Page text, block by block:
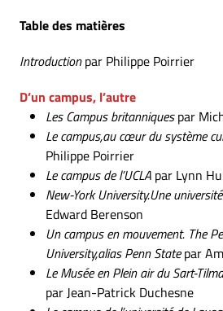
Table des matières
Introductionpar Philippe Poirrier
D’un campus, l’autre
Les Campus britanniquespar
Le campus,au cœur du système
Philippe Poirrier
Le campus de l’UCLA par Lynn
New-YorkUniversity.Une
Edward Berenson
Un campus en mouvement. The
University,alias Penn Statepar
Le Musée en Plein air du Sart-
par Jean-Patrick Duchesne